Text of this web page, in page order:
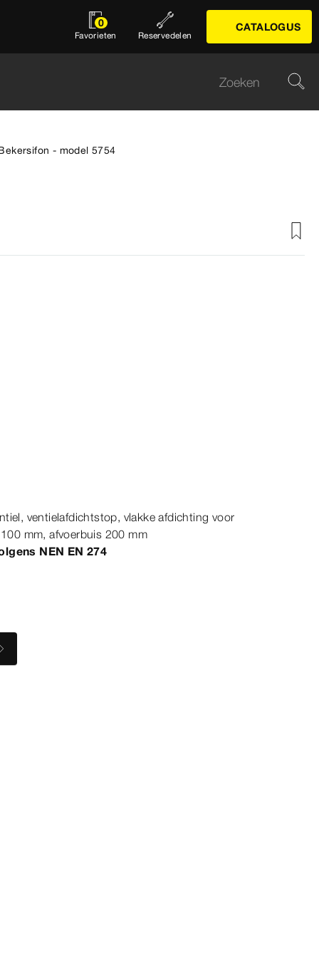
0
Favorieten Reservedelen
CATALOGUS
- model 5754
ventielafdichtstop, vlakke afdichting voor
mm, afvoerbuis 200 mm
NEN EN 274